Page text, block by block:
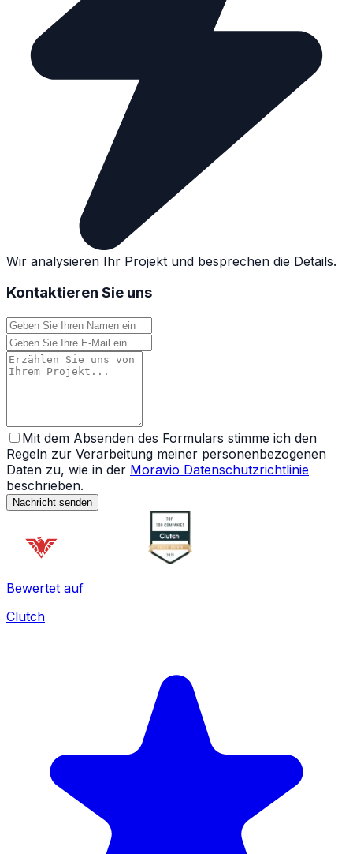
Wir analysieren Ihr Projekt und besprechen die Details.
Kontaktieren Sie uns
Mit dem Absenden des Formulars stimme ich den
Regeln zur Verarbeitung meiner personenbezogenen
Daten zu, wie in der Moravio Datenschutzrichtlinie
beschrieben.
Nachricht senden
Bewertet auf
Clutch